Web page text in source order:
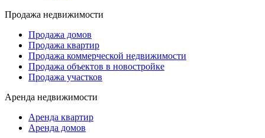
Продажа недвижимости
Продажа домов
Продажа квартир
Продажа коммерческой недвижимости
Продажа объектов в новостройке
Продажа участков
Аренда недвижимости
Аренда квартир
Аренда домов